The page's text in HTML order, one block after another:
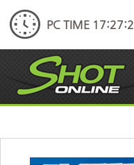
PC TIME